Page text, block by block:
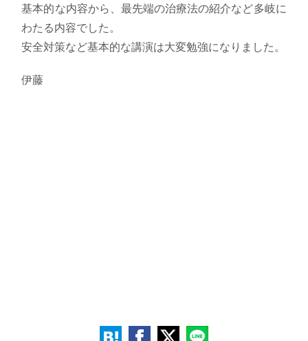
基本的な内容から、最先端の治療法の紹介など多岐に
わたる内容でした。
安全対策など基本的な講演は大変勉強になりました。
伊藤